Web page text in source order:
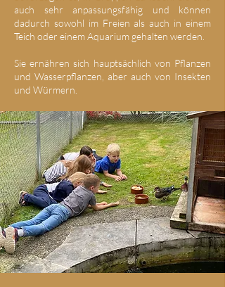
auch sehr anpassungsfähig und können
dadurch sowohl im Freien als auch in einem
Teich oder einem Aquarium gehalten werden.
Sie ernähren sich hauptsächlich von Pflanzen
und Wasserpflanzen, aber auch von Insekten
und Würmern.